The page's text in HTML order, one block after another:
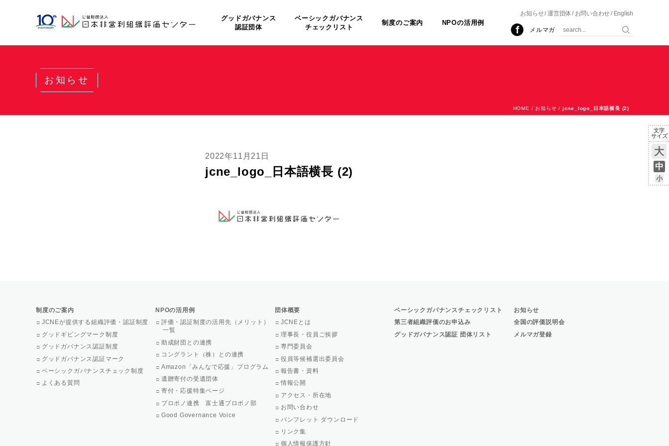
グッドガバナンス
認証団体
ベーシックガバナンス
チェックリスト
制度のご案内 NPOの活用例
お知らせ 運営団体 お問い合わせ English
メルマガ
文字
サイズ
大
中
小
お知らせ
HOME / お知らせ / jcne_logo_日本語横長 (2)
2022年11月21日
jcne_logo_日本語横長 (2)
制度のご案内
JCNEが提供する組織評価・認証制度
グッドギビングマーク制度
グッドガバナンス認証制度
グッドガバナンス認証マーク
ベーシックガバナンスチェック制度
よくある質問
NPOの活用例
評価・認証制度の活用先（メリット）
一覧
助成財団との連携
コングラント（株）との連携
Amazon「みんなで応援」プログラム
遺贈寄付の受遺団体
寄付・応援特集ページ
プロボノ連携 富士通プロボノ部
Good Governance Voice
団体概要
JCNEとは
理事長・役員ご挨拶
専門委員会
役員等候補選出委員会
報告書・資料
情報公開
アクセス・所在地
お問い合わせ
パンフレット ダウンロード
リンク集
個人情報保護方針
ベーシックガバナンスチェックリスト
第三者組織評価のお申込み
グッドガバナンス認証 団体リスト
お知らせ
全国の評価説明会
メルマガ登録